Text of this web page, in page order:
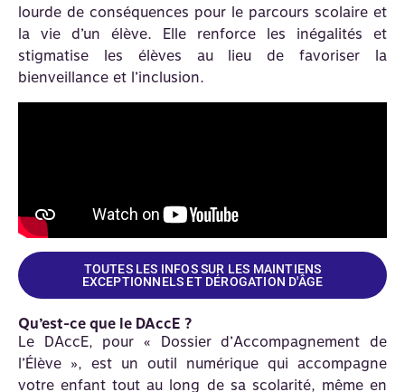
lourde de conséquences pour le parcours scolaire et
la vie d’un élève. Elle renforce les inégalités et
stigmatise les élèves au lieu de favoriser la
bienveillance et l’inclusion.
TOUTES LES INFOS SUR LES MAINTIENS
EXCEPTIONNELS ET DÉROGATION D'ÂGE
Qu’est-ce que le DAccE ?
Le DAccE, pour « Dossier d’Accompagnement de
l’Élève », est un outil numérique qui accompagne
votre enfant tout au long de sa scolarité, même en